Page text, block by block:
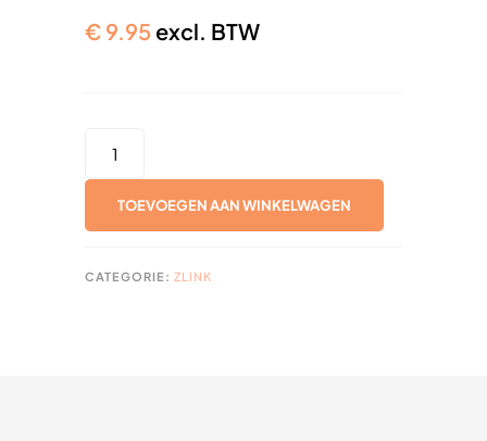
€ 9.95excl. BTW
HOUDER
3D
PETGTOEVOEGEN AAN WINKELWAGEN
CATEGORIE:ZLINK